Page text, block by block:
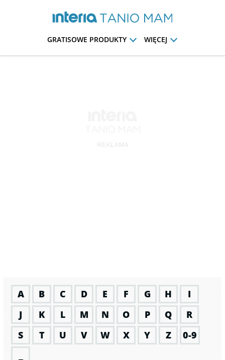
GRATISOWE PRODUKTY WIĘCEJ
A B C D E F G H
I
J
K L M N O P Q
R
S
T U V W X Y Z
0-9